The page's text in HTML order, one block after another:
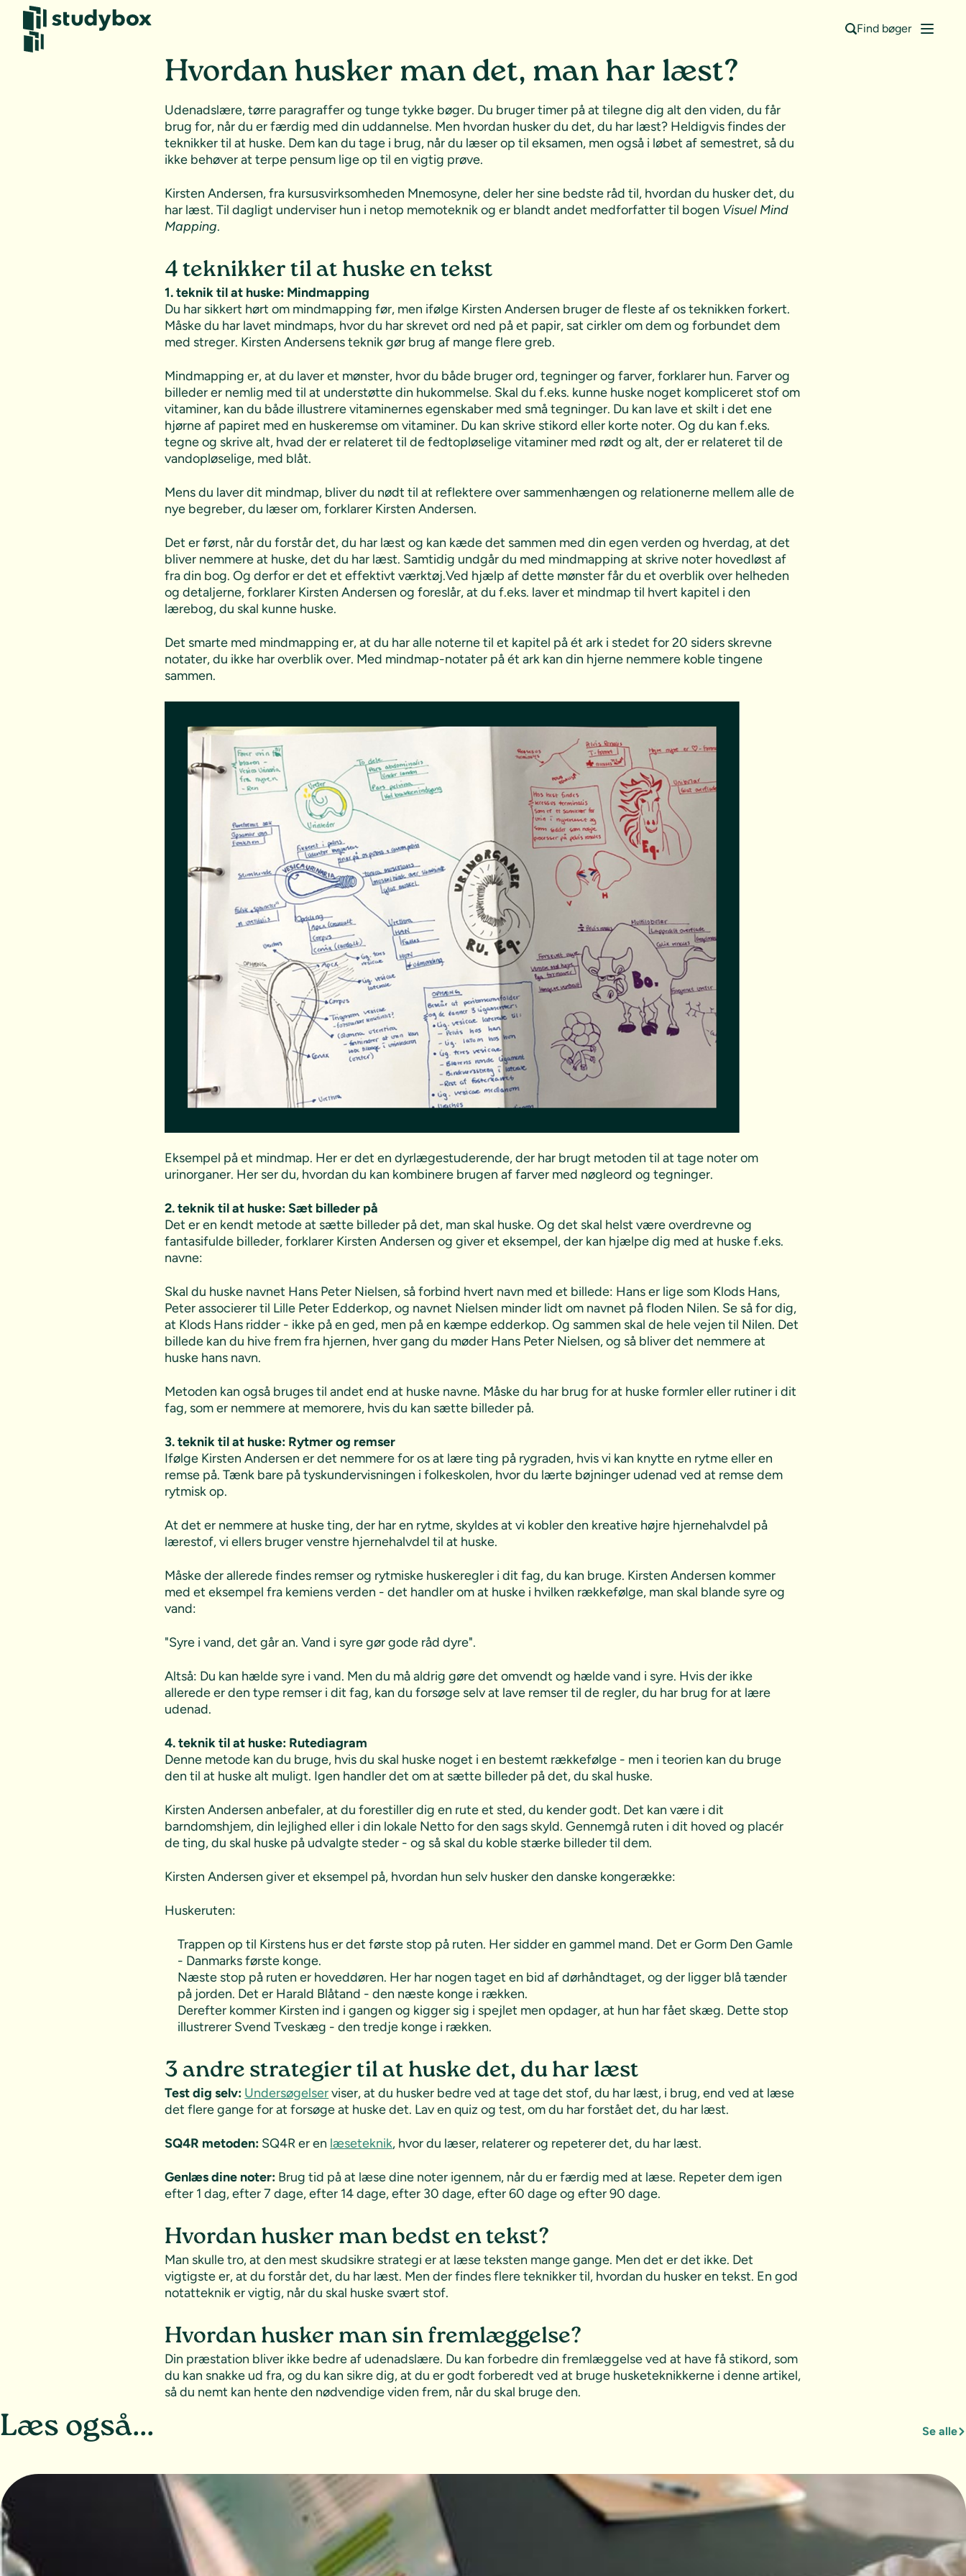
Find bøger
Hvordan husker man det, man har læst?
Udenadslære, tørre paragraffer og tunge tykke bøger. Du bruger timer på at tilegne dig alt den viden, du får
brug for, når du er færdig med din uddannelse. Men hvordan husker du det, du har læst? Heldigvis findes der
teknikker til at huske. Dem kan du tage i brug, når du læser op til eksamen, men også i løbet af semestret, så du
ikke behøver at terpe pensum lige op til en vigtig prøve.
Kirsten Andersen, fra kursusvirksomheden Mnemosyne, deler her sine bedste råd til, hvordan du husker det, du
har læst. Til dagligt underviser hun i netop memoteknik og er blandt andet medforfatter til bogen Visuel Mind
Mapping.
4 teknikker til at huske en tekst
1. teknik til at huske: Mindmapping
Du har sikkert hørt om mindmapping før, men ifølge Kirsten Andersen bruger de fleste af os teknikken forkert.
Måske du har lavet mindmaps, hvor du har skrevet ord ned på et papir, sat cirkler om dem og forbundet dem
med streger. Kirsten Andersens teknik gør brug af mange flere greb.
Mindmapping er, at du laver et mønster, hvor du både bruger ord, tegninger og farver, forklarer hun. Farver og
billeder er nemlig med til at understøtte din hukommelse. Skal du f.eks. kunne huske noget kompliceret stof om
vitaminer, kan du både illustrere vitaminernes egenskaber med små tegninger. Du kan lave et skilt i det ene
hjørne af papiret med en huskeremse om vitaminer. Du kan skrive stikord eller korte noter. Og du kan f.eks.
tegne og skrive alt, hvad der er relateret til de fedtopløselige vitaminer med rødt og alt, der er relateret til de
vandopløselige, med blåt.
Mens du laver dit mindmap, bliver du nødt til at reflektere over sammenhængen og relationerne mellem alle de
nye begreber, du læser om, forklarer Kirsten Andersen.
Det er først, når du forstår det, du har læst og kan kæde det sammen med din egen verden og hverdag, at det
bliver nemmere at huske, det du har læst. Samtidig undgår du med mindmapping at skrive noter hovedløst af
fra din bog. Og derfor er det et effektivt værktøj.Ved hjælp af dette mønster får du et overblik over helheden
og detaljerne, forklarer Kirsten Andersen og foreslår, at du f.eks. laver et mindmap til hvert kapitel i den
lærebog, du skal kunne huske.
Det smarte med mindmapping er, at du har alle noterne til et kapitel på ét ark i stedet for 20 siders skrevne
notater, du ikke har overblik over. Med mindmap-notater på ét ark kan din hjerne nemmere koble tingene
sammen.
Eksempel på et mindmap. Her er det en dyrlægestuderende, der har brugt metoden til at tage noter om
urinorganer. Her ser du, hvordan du kan kombinere brugen af farver med nøgleord og tegninger.
2. teknik til at huske: Sæt billeder på
Det er en kendt metode at sætte billeder på det, man skal huske. Og det skal helst være overdrevne og
fantasifulde billeder, forklarer Kirsten Andersen og giver et eksempel, der kan hjælpe dig med at huske f.eks.
navne:
Skal du huske navnet Hans Peter Nielsen, så forbind hvert navn med et billede: Hans er lige som Klods Hans,
Peter associerer til Lille Peter Edderkop, og navnet Nielsen minder lidt om navnet på floden Nilen. Se så for dig,
at Klods Hans ridder - ikke på en ged, men på en kæmpe edderkop. Og sammen skal de hele vejen til Nilen. Det
billede kan du hive frem fra hjernen, hver gang du møder Hans Peter Nielsen, og så bliver det nemmere at
huske hans navn.
Metoden kan også bruges til andet end at huske navne. Måske du har brug for at huske formler eller rutiner i dit
fag, som er nemmere at memorere, hvis du kan sætte billeder på.
3. teknik til at huske: Rytmer og remser
Ifølge Kirsten Andersen er det nemmere for os at lære ting på rygraden, hvis vi kan knytte en rytme eller en
remse på. Tænk bare på tyskundervisningen i folkeskolen, hvor du lærte bøjninger udenad ved at remse dem
rytmisk op.
At det er nemmere at huske ting, der har en rytme, skyldes at vi kobler den kreative højre hjernehalvdel på
lærestof, vi ellers bruger venstre hjernehalvdel til at huske.
Måske der allerede findes remser og rytmiske huskeregler i dit fag, du kan bruge. Kirsten Andersen kommer
med et eksempel fra kemiens verden - det handler om at huske i hvilken rækkefølge, man skal blande syre og
vand:
"Syre i vand, det går an. Vand i syre gør gode råd dyre".
Altså: Du kan hælde syre i vand. Men du må aldrig gøre det omvendt og hælde vand i syre. Hvis der ikke
allerede er den type remser i dit fag, kan du forsøge selv at lave remser til de regler, du har brug for at lære
udenad.
4. teknik til at huske: Rutediagram
Denne metode kan du bruge, hvis du skal huske noget i en bestemt rækkefølge - men i teorien kan du bruge
den til at huske alt muligt. Igen handler det om at sætte billeder på det, du skal huske.
Kirsten Andersen anbefaler, at du forestiller dig en rute et sted, du kender godt. Det kan være i dit
barndomshjem, din lejlighed eller i din lokale Netto for den sags skyld. Gennemgå ruten i dit hoved og placér
de ting, du skal huske på udvalgte steder - og så skal du koble stærke billeder til dem.
Kirsten Andersen giver et eksempel på, hvordan hun selv husker den danske kongerække:
Huskeruten:
Trappen op til Kirstens hus er det første stop på ruten. Her sidder en gammel mand. Det er Gorm Den Gamle
- Danmarks første konge.
Næste stop på ruten er hoveddøren. Her har nogen taget en bid af dørhåndtaget, og der ligger blå tænder
på jorden. Det er Harald Blåtand - den næste konge i rækken.
Derefter kommer Kirsten ind i gangen og kigger sig i spejlet men opdager, at hun har fået skæg. Dette stop
illustrerer Svend Tveskæg - den tredje konge i rækken.
3 andre strategier til at huske det, du har læst
Test dig selv: Undersøgelserviser, at du husker bedre ved at tage det stof, du har læst, i brug, end ved at læse
det flere gange for at forsøge at huske det. Lav en quiz og test, om du har forstået det, du har læst.
SQ4R metoden: SQ4R er en læseteknik, hvor du læser, relaterer og repeterer det, du har læst.
Genlæs dine noter: Brug tid på at læse dine noter igennem, når du er færdig med at læse. Repeter dem igen
efter 1 dag, efter 7 dage, efter 14 dage, efter 30 dage, efter 60 dage og efter 90 dage.
Hvordan husker man bedst en tekst?
Man skulle tro, at den mest skudsikre strategi er at læse teksten mange gange. Men det er det ikke. Det
vigtigste er, at du forstår det, du har læst. Men der findes flere teknikker til, hvordan du husker en tekst. En god
notatteknik er vigtig, når du skal huske svært stof.
Hvordan husker man sin fremlæggelse?
Din præstation bliver ikke bedre af udenadslære. Du kan forbedre din fremlæggelse ved at have få stikord, som
du kan snakke ud fra, og du kan sikre dig, at du er godt forberedt ved at bruge husketeknikkerne i denne artikel,
så du nemt kan hente den nødvendige viden frem, når du skal bruge den.
Læs også... Se alle